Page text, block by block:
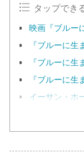
タップでき
映画『ブルー
『ブルーに
『ブルーに生
『ブルーに
イーサン・ホ